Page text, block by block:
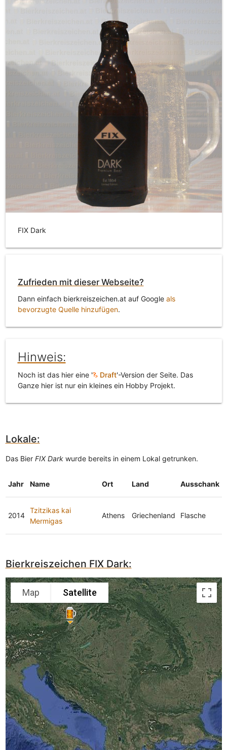
FIX Dark
Zufrieden mit dieser Webseite?
Dann einfach bierkreiszeichen.at auf Google als
bevorzugte Quelle hinzufügen.
Hinweis:
Noch ist das hier eine ' Draft'-Version der Seite. Das
Ganze hier ist nur ein kleines ein Hobby Projekt.
Lokale:
Das Bier FIX Darkwurde bereits in einem Lokal getrunken.
Jahr Name Ort Land Ausschank
2014
Tzitzikas kai
Mermigas
Athens Griechenland Flasche
Bierkreiszeichen FIX Dark:
Map Satellite